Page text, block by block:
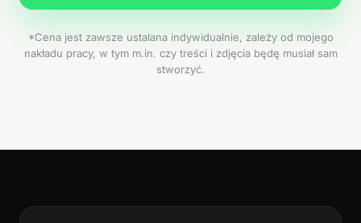
*Cena jest zawsze ustalana indywidualnie, zależy od mojego
nakładu pracy, w tym m.in. czy treści i zdjęcia będę musiał sam
stworzyć.